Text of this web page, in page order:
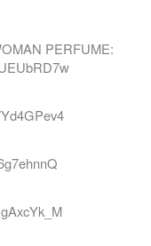
PERFUME: